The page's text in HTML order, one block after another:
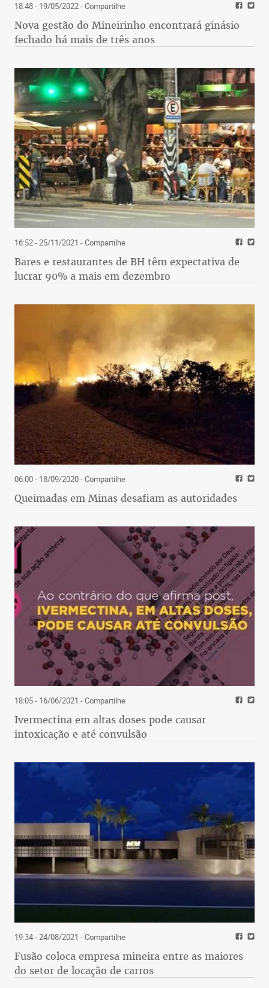
18:48 - 19/05/2022- Compartilhe
Nova gestão do Mineirinho encontrará ginásio
fechado há mais de três anos
16:52 - 25/11/2021 - Compartilhe
Bares e restaurantes de BH têm expectativa de
lucrar 90% a mais em dezembro
06:00 - 18/09/2020- Compartilhe
Queimadas em Minas desafiam as autoridades
18:05 - 16/06/2021 - Compartilhe
Ivermectina em altas doses pode causar
intoxicação e até convulsão
19:34 - 24/08/2021 - Compartilhe
Fusão coloca empresa mineira entre as maiores
do setor de locação de carros